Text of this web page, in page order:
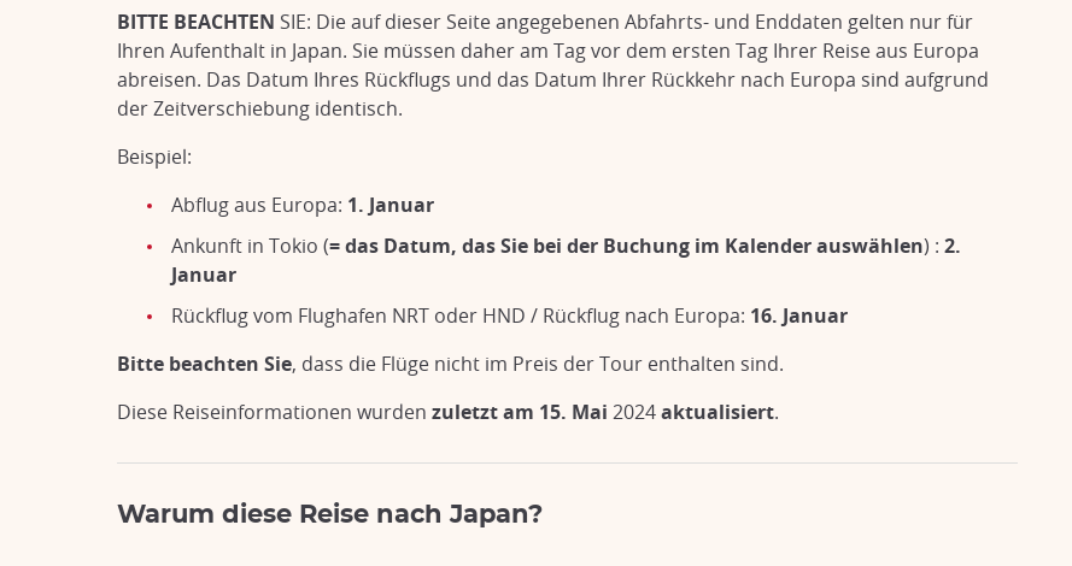
BITTE BEACHTEN SIE: Die auf dieser Seite angegebenen Abfahrts- und Enddaten gelten nur für
Ihren Aufenthalt in Japan. Sie müssen daher am Tag vor dem ersten Tag Ihrer Reise aus Europa
abreisen. Das Datum Ihres Rückflugs und das Datum Ihrer Rückkehr nach Europa sind aufgrund
der Zeitverschiebung identisch.
Beispiel:
Abflug aus Europa: 1. Januar
Ankunft in Tokio (= das Datum, das Sie bei der Buchung im Kalender auswählen) : 2.
Januar
Rückflug vom Flughafen NRT oder HND / Rückflug nach Europa: 16. Januar
Bitte beachten Sie, dass die Flüge nicht im Preis der Tour enthalten sind.
Diese Reiseinformationen wurden zuletzt am 15. Mai 2024aktualisiert.
Warum diese Reise nach Japan?